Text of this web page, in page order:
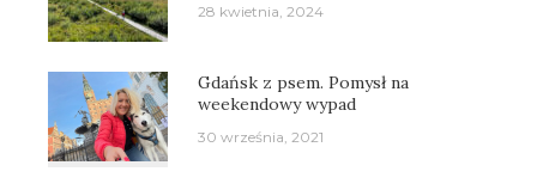
28 kwietnia, 2024
Gdańsk z psem. Pomysł na
weekendowy wypad
30 września, 2021